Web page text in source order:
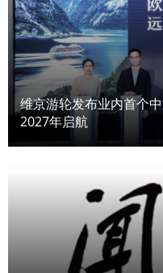
维京游轮发布业内首个
2027年启航